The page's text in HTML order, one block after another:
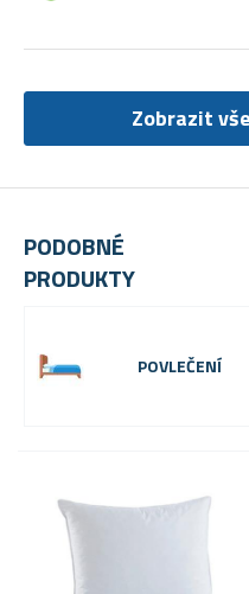
PODOBNÉ
PRODUKTY
POVLEČENÍ
Zobrazit